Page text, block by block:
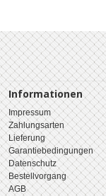
Informationen
Impressum
Zahlungsarten
Lieferung
Garantiebedingungen
Datenschutz
Bestellvorgang
AGB